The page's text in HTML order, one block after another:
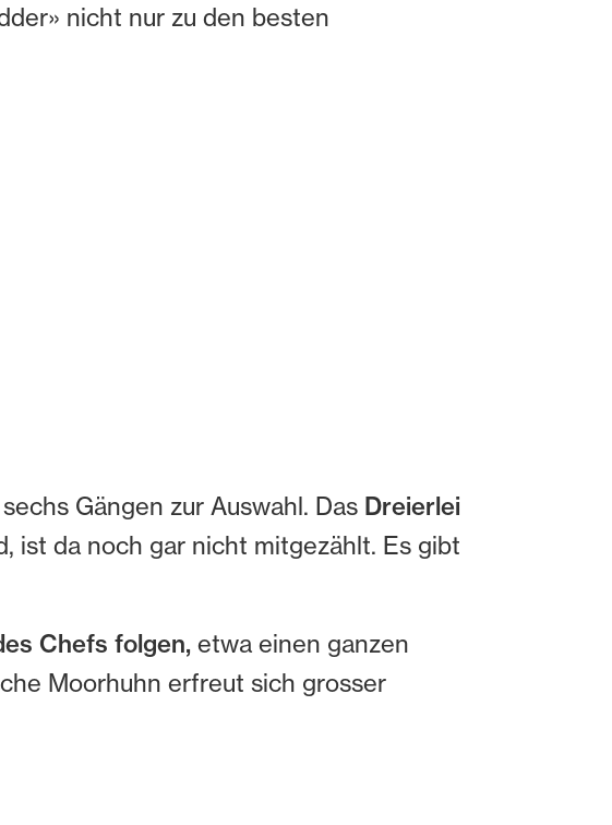
nicht nur zu den besten
Gängen zur Auswahl. Das Dreierlei
ist da noch gar nicht mitgezählt. Es gibt
Chefs folgen, etwa einen ganzen
Moorhuhn erfreut sich grosser